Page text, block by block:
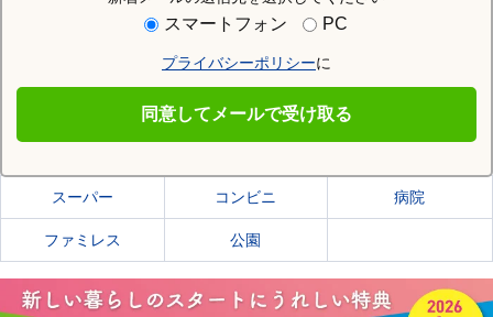
スマートフォン PC
プライバシーポリシーに
同意してメールで受け取る
住む街研究所で函館市の情報を見る
函館市の施設一覧
スーパー コンビニ 病院
ファミレス 公園